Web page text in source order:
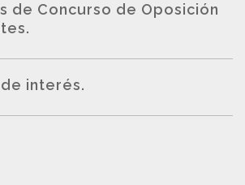
de Concurso de Oposición
.
interés.